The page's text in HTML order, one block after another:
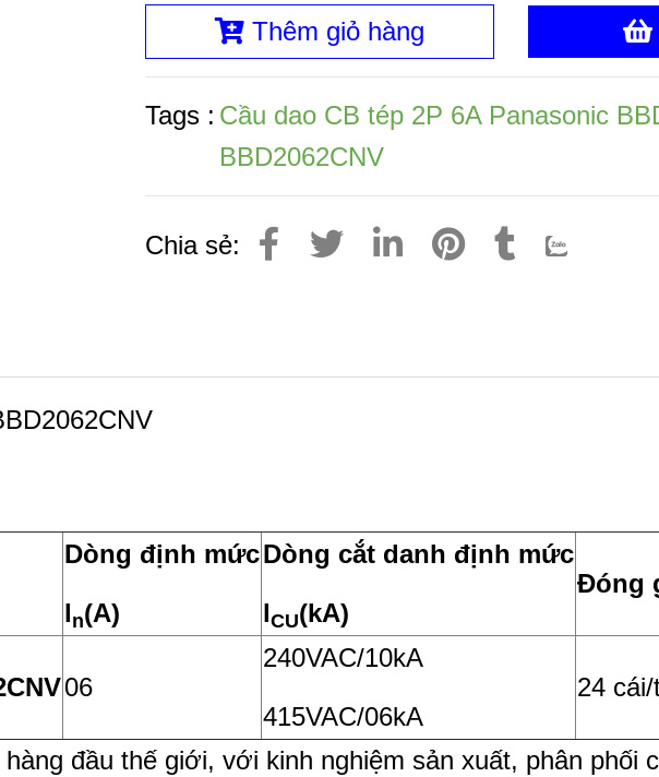
Thêm giỏ hàng
Tags : Cầu dao CB tép 2P 6A Panasonic
BBD2062CNV
Chia sẻ:
Dòng định mức
ln(A)
Dòng cắt danh định mức
lCU(kA)
Đóng
06
240VAC/10kA
415VAC/06kA
24
đầu thế giới, với kinh nghiệm sản xuất, phân phối